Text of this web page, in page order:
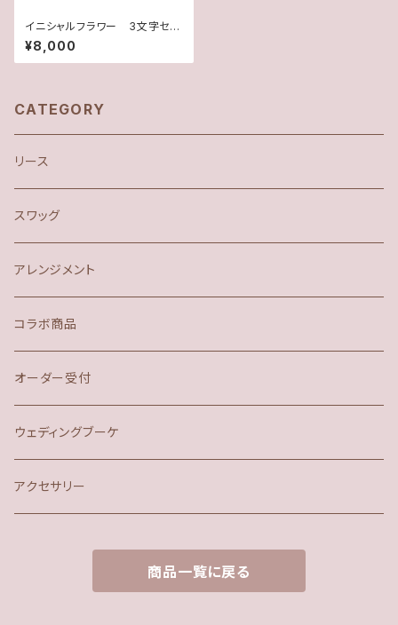
イニシャルフラワー 3文字セッ
ト
¥8,000
CATEGORY
リース
スワッグ
アレンジメント
コラボ商品
オーダー受付
ウェディングブーケ
アクセサリー
商品一覧に戻る